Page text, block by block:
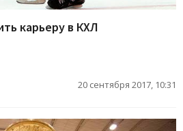
карьеру в КХЛ
20 сентября 2017, 10:31